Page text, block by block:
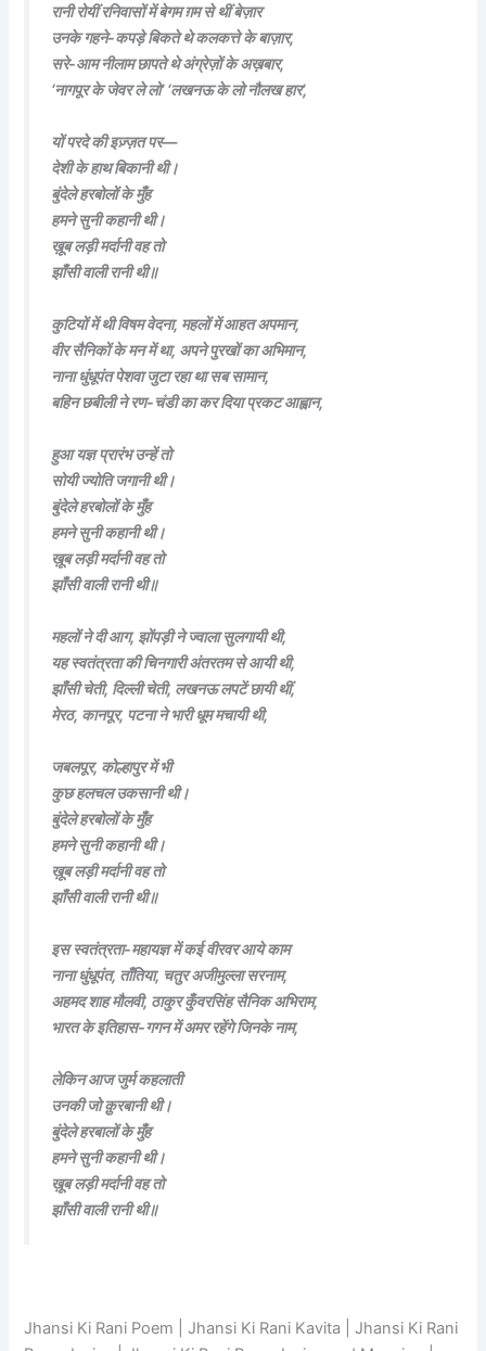
रानी रोयीं रनिवासों में बेगम ग़म से थीं बेज़ार
उनके गहने-कपड़े बिकते थे कलकत्ते के बाज़ार,
सरे-आम नीलाम छापते थे अंग्रेज़ों के अख़बार,
‘नागपूर के जेवर ले लो’ ‘लखनऊ के लो नौलख हार’,
यों परदे की इज़्ज़त पर—
देशी के हाथ बिकानी थी।
बुंदेले हरबोलों के मुँह
हमने सुनी कहानी थी।
ख़ूब लड़ी मर्दानी वह तो
झाँसी वाली रानी थी॥
कुटियों में थी विषम वेदना, महलों में आहत अपमान,
वीर सैनिकों के मन में था, अपने पुरखों का अभिमान,
नाना धुंधूपंत पेशवा जुटा रहा था सब सामान,
बहिन छबीली ने रण-चंडी का कर दिया प्रकट आह्वान,
हुआ यज्ञ प्रारंभ उन्हें तो
सोयी ज्योति जगानी थी।
बुंदेले हरबोलों के मुँह
हमने सुनी कहानी थी।
ख़ूब लड़ी मर्दानी वह तो
झाँसी वाली रानी थी॥
महलों ने दी आग, झोंपड़ी ने ज्वाला सुलगायी थी,
यह स्वतंत्रता की चिनगारी अंतरतम से आयी थी,
झाँसी चेती, दिल्ली चेती, लखनऊ लपटें छायी थीं,
मेरठ, कानपूर, पटना ने भारी धूम मचायी थी,
जबलपूर, कोल्हापुर में भी
कुछ हलचल उकसानी थी।
बुंदेले हरबोलों के मुँह
हमने सुनी कहानी थी।
ख़ूब लड़ी मर्दानी वह तो
झाँसी वाली रानी थी॥
इस स्वतंत्रता-महायज्ञ में कई वीरवर आये काम
नाना धुंधूपंत, ताँतिया, चतुर अजीमुल्ला सरनाम,
अहमद शाह मौलवी, ठाकुर कुँवरसिंह सैनिक अभिराम,
भारत के इतिहास-गगन में अमर रहेंगे जिनके नाम,
लेकिन आज जुर्म कहलाती
उनकी जो क़ुरबानी थी।
बुंदेले हरबालों के मुँह
हमने सुनी कहानी थी।
ख़ूब लड़ी मर्दानी वह तो
झाँसी वाली रानी थी॥
Jhansi Ki Rani Poem | Jhansi Ki Rani Kavita | Jhansi Ki Rani